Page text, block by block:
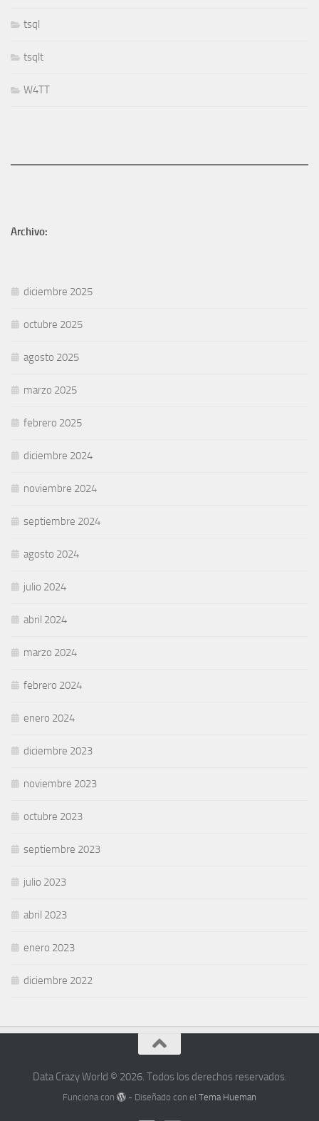
tsql
tsqlt
W4TT
Archivo:
diciembre 2025
octubre 2025
agosto 2025
marzo 2025
febrero 2025
diciembre 2024
noviembre 2024
septiembre 2024
agosto 2024
julio 2024
abril 2024
marzo 2024
febrero 2024
enero 2024
diciembre 2023
noviembre 2023
octubre 2023
septiembre 2023
julio 2023
abril 2023
enero 2023
diciembre 2022
Data Crazy World © 2026. Todos los derechos reservados.
Funciona con - Diseñado con elTema Hueman